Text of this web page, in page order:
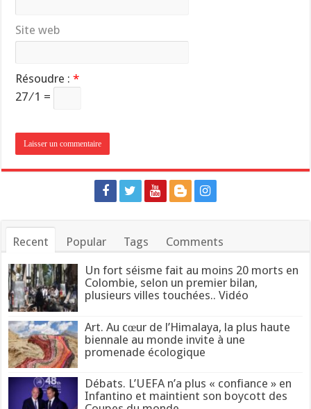
Site web
Résoudre :*
27 ⁄ 1 =
Recent Popular Tags Comments
Un fort séisme fait au moins 20 morts en
Colombie, selon un premier bilan,
plusieurs villes touchées.. Vidéo
Art. Au cœur de l’Himalaya, la plus haute
biennale au monde invite à une
promenade écologique
Débats. L’UEFA n’a plus « confiance » en
Infantino et maintient son boycott des